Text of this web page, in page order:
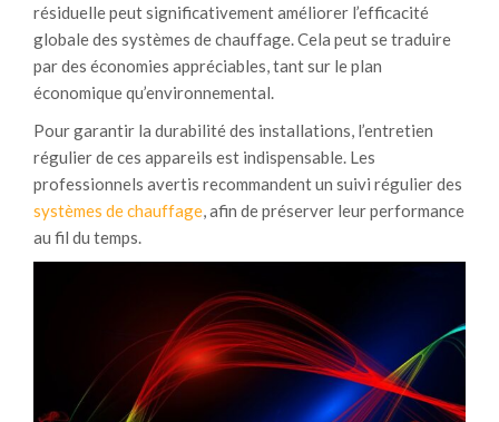
résiduelle peut significativement améliorer l’efficacité
globale des systèmes de chauffage. Cela peut se traduire
par des économies appréciables, tant sur le plan
économique qu’environnemental.
Pour garantir la durabilité des installations, l’entretien
régulier de ces appareils est indispensable. Les
professionnels avertis recommandent un suivi régulier des
systèmes de chauffage, afin de préserver leur performance
au fil du temps.